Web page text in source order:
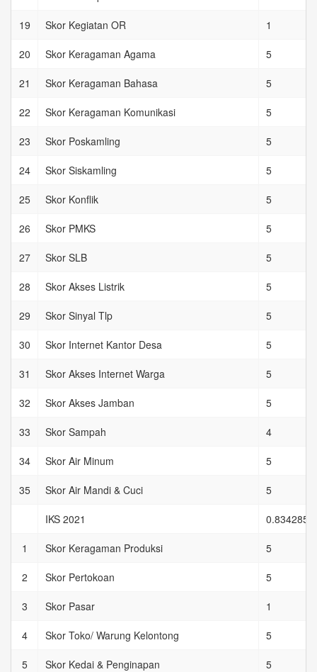
19 Skor Kegiatan OR 1
20 Skor Keragaman Agama 5
21 Skor Keragaman Bahasa 5
22 Skor Keragaman Komunikasi 5
23 Skor Poskamling 5
24 Skor Siskamling 5
25 Skor Konflik 5
26 Skor PMKS 5
27 Skor SLB 5
28 Skor Akses Listrik 5
29 Skor Sinyal Tlp 5
30 Skor Internet Kantor Desa 5
31 Skor Akses Internet Warga 5
32 Skor Akses Jamban 5
33 Skor Sampah 4
34 Skor Air Minum 5
35 Skor Air Mandi & Cuci 5
IKS 2021
1 Skor Keragaman Produksi 5
2 Skor Pertokoan 5
3 Skor Pasar 1
4 Skor Toko/ Warung Kelontong 5
5 Skor Kedai & Penginapan 5